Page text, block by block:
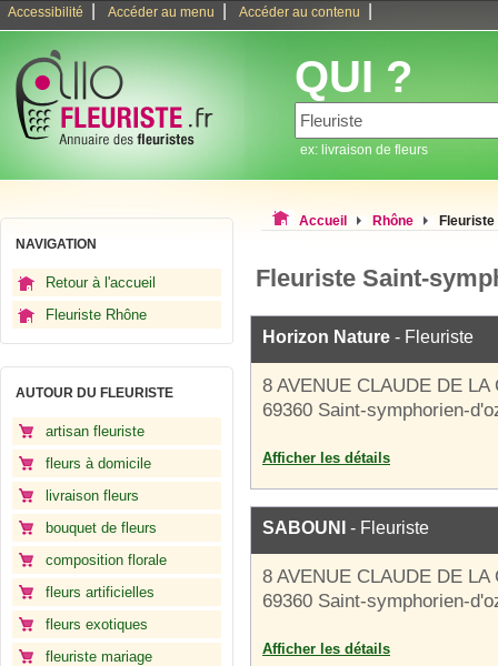
Accessibilité Accéder au menu Accéder au contenu
QUI ?
ex: livraison de fleurs
NAVIGATION
Retour à l'accueil
Fleuriste Rhône
AUTOUR DU FLEURISTE
artisan fleuriste
fleurs à domicile
livraison fleurs
bouquet de fleurs
composition florale
fleurs artificielles
fleurs exotiques
fleuriste mariage
Accueil Rhône
Fleuriste Saint-
Horizon Nature - Fleuriste
8 AVENUE CLAUDE DE LA
69360 Saint-symphorien-
Afficher les détails
SABOUNI - Fleuriste
8 AVENUE CLAUDE DE LA
69360 Saint-symphorien-
Afficher les détails